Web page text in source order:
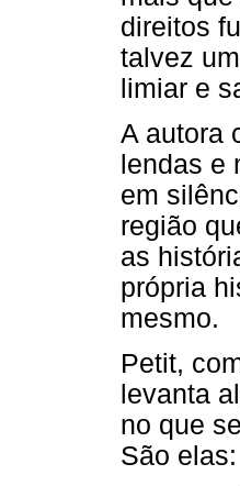
direitos
talvez
limiar e
A autora
lendas e
em
região
as
própria
mesmo.
Petit,
levanta
no que
São elas: